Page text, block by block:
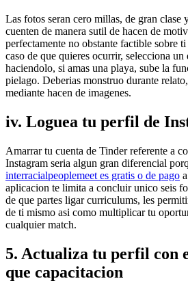
Las fotos seran cero millas, de gran clase
cuenten de manera sutil de hacen de
perfectamente no obstante factible sobre
caso de que quieres ocurrir, selecciona
haciendolo, si amas una playa, sube la
pielago. Deberias monstruo durante
mediante hacen de imagenes.
iv. Loguea tu perfil de
Amarrar tu cuenta de Tinder referente a
Instagram seri­a algun gran diferencial
interracialpeoplemeet es gratis o de pago
aplicacion te limita a concluir unico seis
de que partes ligar curriculums, les
de ti mismo asi­ como multiplicar tu
cualquier match.
5. Actualiza tu perfil con
que capacitacion